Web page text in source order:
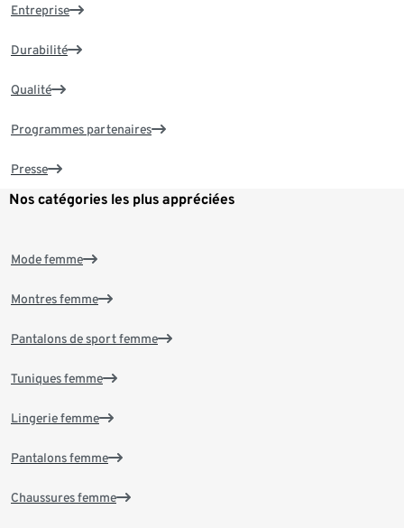
Entreprise
Durabilité
Qualité
Programmes partenaires
Presse
Nos catégories les plus appréciées
Mode femme
Montres femme
Pantalons de sport femme
Tuniques femme
Lingerie femme
Pantalons femme
Chaussures femme